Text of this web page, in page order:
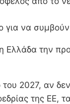
για να
την
2027, αν
της